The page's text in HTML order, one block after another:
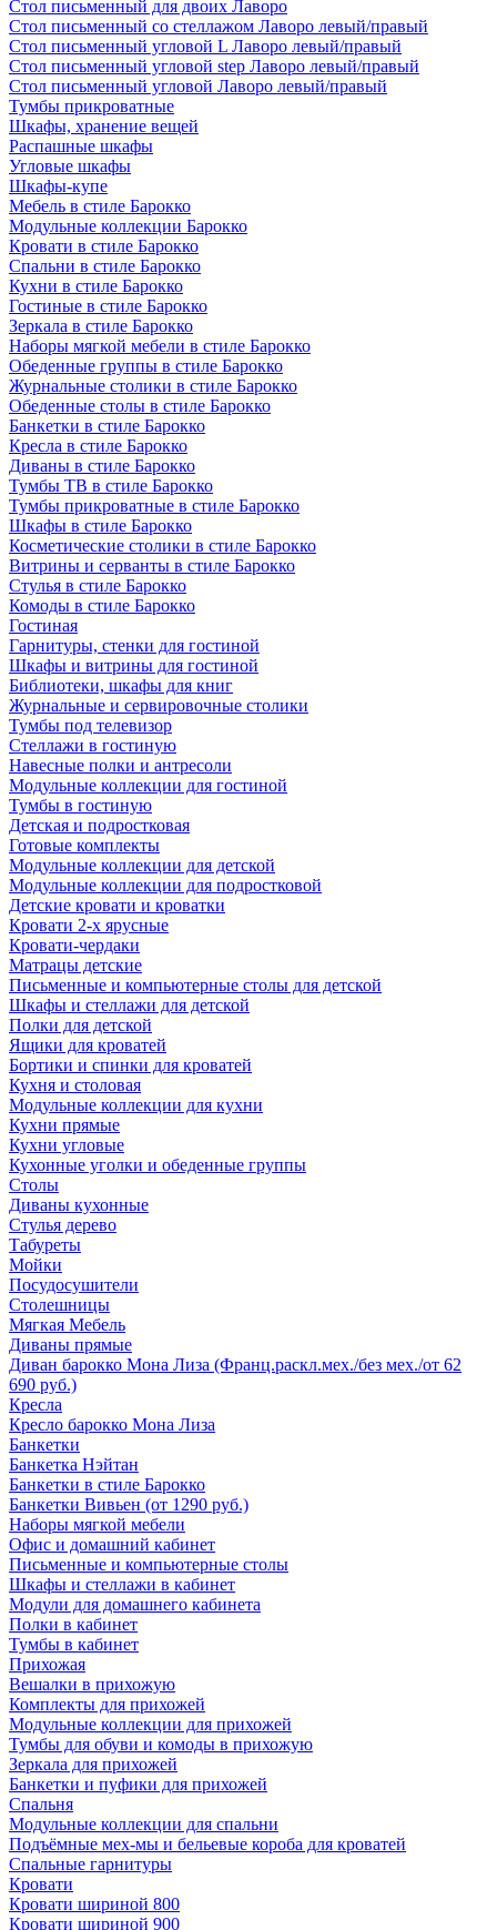
Стол письменный для двоих Лаворо
Стол письменный со стеллажом Лаворо левый/правый
Стол письменный угловой L Лаворо левый/правый
Стол письменный угловой step Лаворо левый/правый
Стол письменный угловой Лаворо левый/правый
Тумбы прикроватные
Шкафы, хранение вещей
Распашные шкафы
Угловые шкафы
Шкафы-купе
Мебель в стиле Барокко
Модульные коллекции Барокко
Кровати в стиле Барокко
Спальни в стиле Барокко
Кухни в стиле Барокко
Гостиные в стиле Барокко
Зеркала в стиле Барокко
Наборы мягкой мебели в стиле Барокко
Обеденные группы в стиле Барокко
Журнальные столики в стиле Барокко
Обеденные столы в стиле Барокко
Банкетки в стиле Барокко
Кресла в стиле Барокко
Диваны в стиле Барокко
Тумбы ТВ в стиле Барокко
Тумбы прикроватные в стиле Барокко
Шкафы в стиле Барокко
Косметические столики в стиле Барокко
Витрины и серванты в стиле Барокко
Стулья в стиле Барокко
Комоды в стиле Барокко
Гостиная
Гарнитуры, стенки для гостиной
Шкафы и витрины для гостиной
Библиотеки, шкафы для книг
Журнальные и сервировочные столики
Тумбы под телевизор
Стеллажи в гостиную
Навесные полки и антресоли
Модульные коллекции для гостиной
Тумбы в гостиную
Детская и подростковая
Готовые комплекты
Модульные коллекции для детской
Модульные коллекции для подростковой
Детские кровати и кроватки
Кровати 2-х ярусные
Кровати-чердаки
Матрацы детские
Письменные и компьютерные столы для детской
Шкафы и стеллажи для детской
Полки для детской
Ящики для кроватей
Бортики и спинки для кроватей
Кухня и столовая
Модульные коллекции для кухни
Кухни прямые
Кухни угловые
Кухонные уголки и обеденные группы
Столы
Диваны кухонные
Стулья дерево
Табуреты
Мойки
Посудосушители
Столешницы
Мягкая Мебель
Диваны прямые
Диван барокко Мона Лиза (Франц.раскл.мех./без мех./от 62
690 руб.)
Кресла
Кресло барокко Мона Лиза
Банкетки
Банкетка Нэйтан
Банкетки в стиле Барокко
Банкетки Вивьен (от 1290 руб.)
Наборы мягкой мебели
Офис и домашний кабинет
Письменные и компьютерные столы
Шкафы и стеллажи в кабинет
Модули для домашнего кабинета
Полки в кабинет
Тумбы в кабинет
Прихожая
Вешалки в прихожую
Комплекты для прихожей
Модульные коллекции для прихожей
Тумбы для обуви и комоды в прихожую
Зеркала для прихожей
Банкетки и пуфики для прихожей
Спальня
Модульные коллекции для спальни
Подъёмные мех-мы и бельевые короба для кроватей
Спальные гарнитуры
Кровати
Кровати шириной 800
Кровати шириной 900